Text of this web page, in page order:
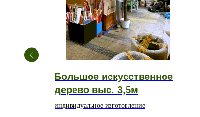
Большое искусственное
дерево выс. 3,5м
индивидуальное изготовление